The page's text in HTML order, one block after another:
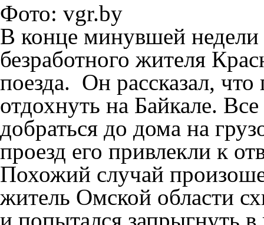
Фото: vgr.by
В конце минувшей
безработного жителя
поезда. Он рассказал,
отдохнуть на Байкале.
добраться до дома на
проезд его привлекли к
Похожий случай
житель Омской области